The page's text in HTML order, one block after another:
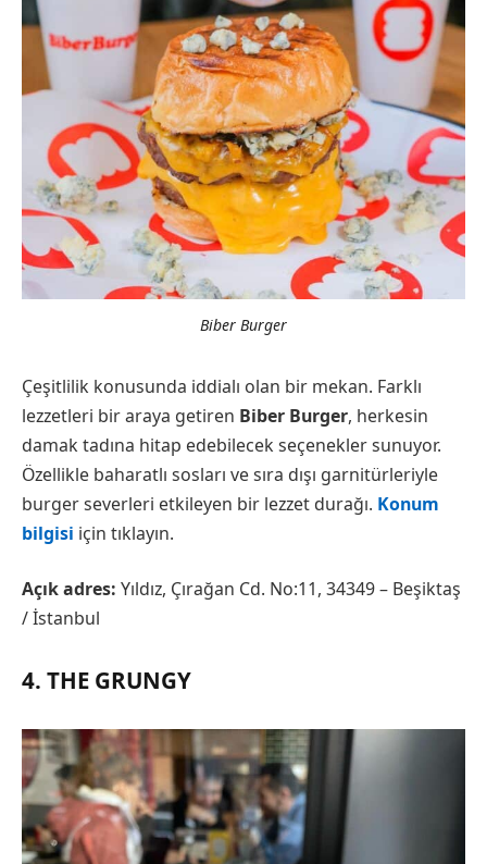
Biber Burger
Çeşitlilik konusunda iddialı olan bir mekan. Farklı
lezzetleri bir araya getiren Biber Burger, herkesin
damak tadına hitap edebilecek seçenekler sunuyor.
Özellikle baharatlı sosları ve sıra dışı garnitürleriyle
burger severleri etkileyen bir lezzet durağı. Konum
bilgisi için tıklayın.
Açık adres: Yıldız, Çırağan Cd. No:11, 34349 – Beşiktaş
/ İstanbul
4. THE GRUNGY